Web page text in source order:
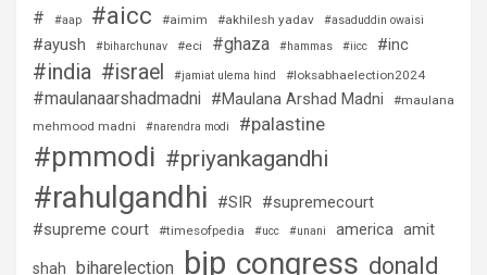
# #aap #aicc #aimim #akhilesh yadav #asaduddin owaisi
#ayush #biharchunav #eci #ghaza #hammas #iicc #inc
#india #israel #jamiat ulema hind #loksabhaelection2024
#maulanaarshadmadni #Maulana Arshad Madni
#maulana
mehmood madni
#narendra modi #palastine
#pmmodi #priyankagandhi
#rahulgandhi #SIR #supremecourt
#supreme court
#timesofpedia #ucc #unani america amit
shah biharelection bjp congress donald